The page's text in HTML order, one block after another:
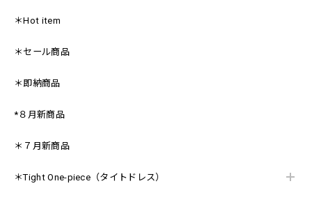
＊Hot item
＊セール商品
＊即納商品
*８月新商品
＊７月新商品
＊Tight One-piece（タイトドレス）